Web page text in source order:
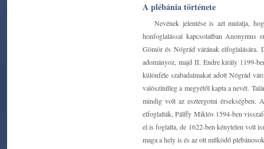
A plébánia története
Nevének jelentése is azt mutatja,
honfoglalással kapcsolatban Anonymus
Gömör és Nógrád várának
adományoz, majd II. Endre király 1199-
különféle szabadalmakat adott Nógrád
valószínűleg a megyétől kapta a nevét.
mindig volt az esztergomi érsekségben.
elfoglalták, Pálffy Miklós 1594-ben
el is foglalta, de 1622-ben kénytelen volt
maga a hely is és az ott működő